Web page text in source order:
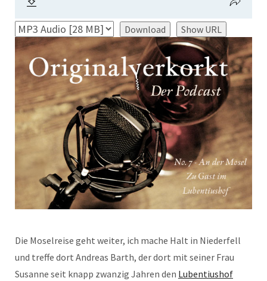
Download Show URL
Die Moselreise geht weiter, ich mache Halt in Niederfell
und treffe dort Andreas Barth, der dort mit seiner Frau
Susanne seit knapp zwanzig Jahren den Lubentiushof